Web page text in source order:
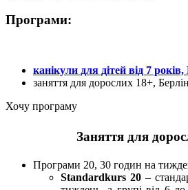
Програми:
канікули для дітей від 7
заняття для дорослих 18+, Берлін
Хочу програму
Заняття для
Програми 20, 30 годин на
Standardkurs 20 –